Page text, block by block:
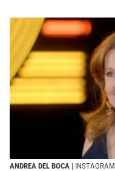
ANDREA DEL BOCA | INSTAGRAM